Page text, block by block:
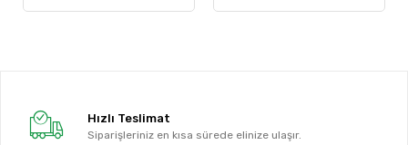
Hızlı Teslimat
Siparişleriniz en kısa sürede elinize ulaşır.